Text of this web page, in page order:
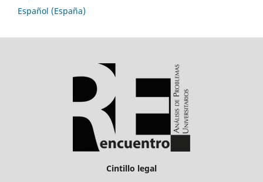
Español (España)
Cintillo legal